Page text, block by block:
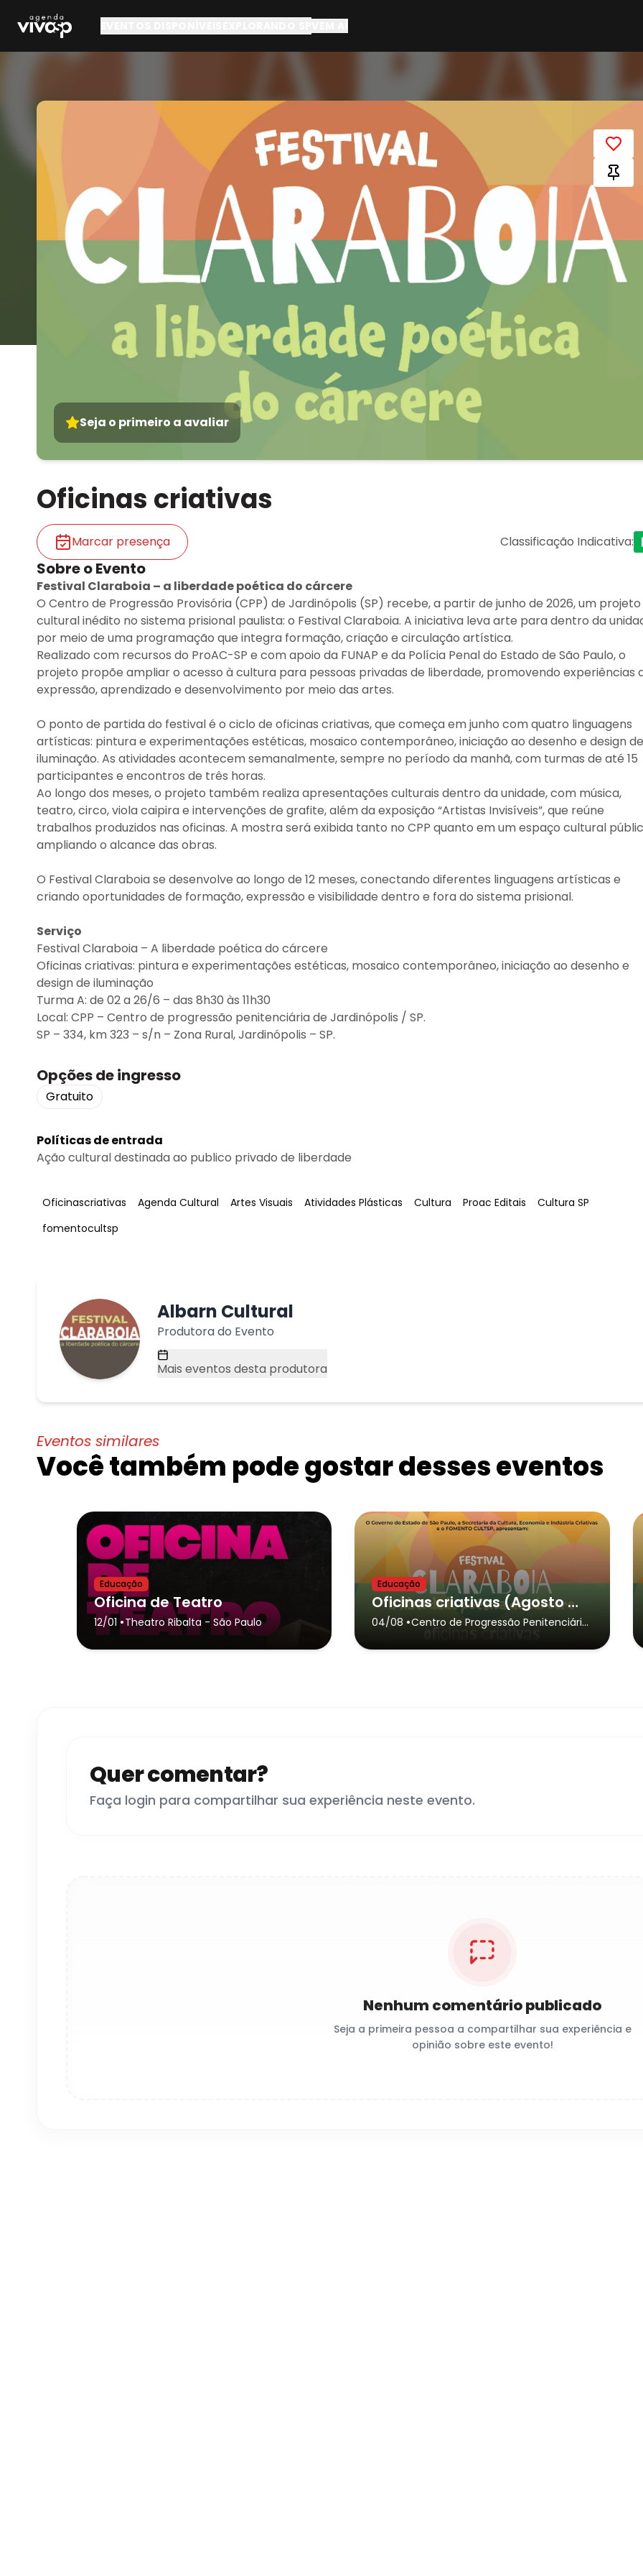
Seja o primeiro a avaliar
Oficinas criativas
Marcar presença Classificação Indicativa:
Sobre o Evento
Festival Claraboia – a liberdade poética do cárcere
O Centro de Progressão Provisória (CPP) de Jardinópolis (SP) recebe, a partir de junho de 2026, um projeto
cultural inédito no sistema prisional paulista: o Festival Claraboia. A iniciativa leva arte para dentro da
por meio de uma programação que integra formação, criação e circulação artística.
Realizado com recursos do ProAC-SP e com apoio da FUNAP e da Polícia Penal do Estado de São Paulo, o
projeto propõe ampliar o acesso à cultura para pessoas privadas de liberdade, promovendo experiências
expressão, aprendizado e desenvolvimento por meio das artes.
O ponto de partida do festival é o ciclo de oficinas criativas, que começa em junho com quatro linguagens
artísticas: pintura e experimentações estéticas, mosaico contemporâneo, iniciação ao desenho e design de
iluminação. As atividades acontecem semanalmente, sempre no período da manhã, com turmas de até 15
participantes e encontros de três horas.
Ao longo dos meses, o projeto também realiza apresentações culturais dentro da unidade, com música,
teatro, circo, viola caipira e intervenções de grafite, além da exposição “Artistas Invisíveis”, que reúne
trabalhos produzidos nas oficinas. A mostra será exibida tanto no CPP quanto em um espaço cultural
ampliando o alcance das obras.
O Festival Claraboia se desenvolve ao longo de 12 meses, conectando diferentes linguagens artísticas e
criando oportunidades de formação, expressão e visibilidade dentro e fora do sistema prisional.
Serviço
Festival Claraboia – A liberdade poética do cárcere
Oficinas criativas: pintura e experimentações estéticas, mosaico contemporâneo, iniciação ao desenho e
design de iluminação
Turma A: de 02 a 26/6 – das 8h30 às 11h30
Local: CPP – Centro de progressão penitenciária de Jardinópolis / SP.
SP – 334, km 323 – s/n – Zona Rural, Jardinópolis – SP.
Opções de ingresso
Gratuito
Políticas de entrada
Ação cultural destinada ao publico privado de liberdade
Tag:
Oficinascriativas Tag:
Agenda Cultural Tag:
Artes Visuais Tag:
Atividades Plásticas Tag:
Cultura Tag:
Proac Editais Tag:
Cultura SP
Tag:
fomentocultsp
Albarn Cultural
Produtora do Evento
Mais eventos desta produtora
Eventos similares
Você também pode gostar desses eventos
Educação
Oficina de Teatro
12/01 •Theatro Ribalta - São Paulo
Educação
Oficinas criativas (Agosto 2026)
04/08 •Centro de Progressão Penitenciária
de Jardinóp olis
- Jardinópolis
Quer comentar?
Faça login para compartilhar sua experiência neste evento.
Nenhum comentário publicado
Seja a primeira pessoa a compartilhar sua experiência e
opinião sobre este evento!